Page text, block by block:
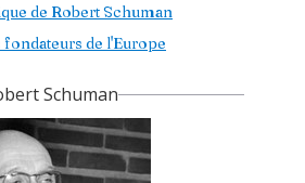
de Robert Schuman
de l'Europe
Schuman